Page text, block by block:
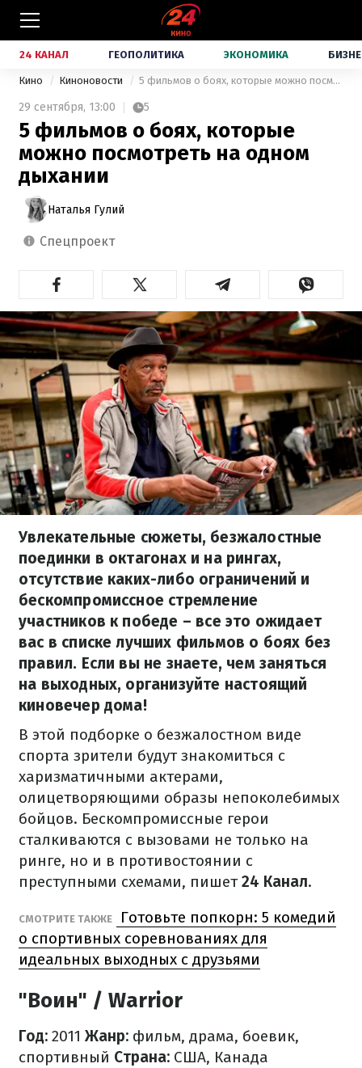
24 КАНАЛ ГЕОПОЛИТИКА ЭКОНОМИКА
Кино Киноновости 5 фильмов о боях, которые можно посмотреть на одном дыхании
29 сентября, 13:00 5
5 фильмов о боях, которые
можно посмотреть на одном
дыхании
Наталья Гулий
спецпроект
Увлекательные сюжеты, безжалостные
поединки в октагонах и на рингах,
отсутствие каких-либо ограничений и
бескомпромиссное стремление
участников к победе – все это ожидает
вас в списке лучших фильмов о боях без
правил. Если вы не знаете, чем заняться
на выходных, организуйте настоящий
киновечер дома!
В этой подборке о безжалостном виде
спорта зрители будут знакомиться с
харизматичными актерами,
олицетворяющими образы непоколебимых
бойцов. Бескомпромиссные герои
сталкиваются с вызовами не только на
ринге, но и в противостоянии с
преступными схемами, пишет24 Канал.
СМОТРИТЕ ТАКЖЕ
Готовьте попкорн: 5 комедий
о спортивных соревнованиях для
идеальных выходных с друзьями
"Воин" / Warrior
Год: 2011 Жанр: фильм, драма, боевик,
спортивный Страна: США, Канада